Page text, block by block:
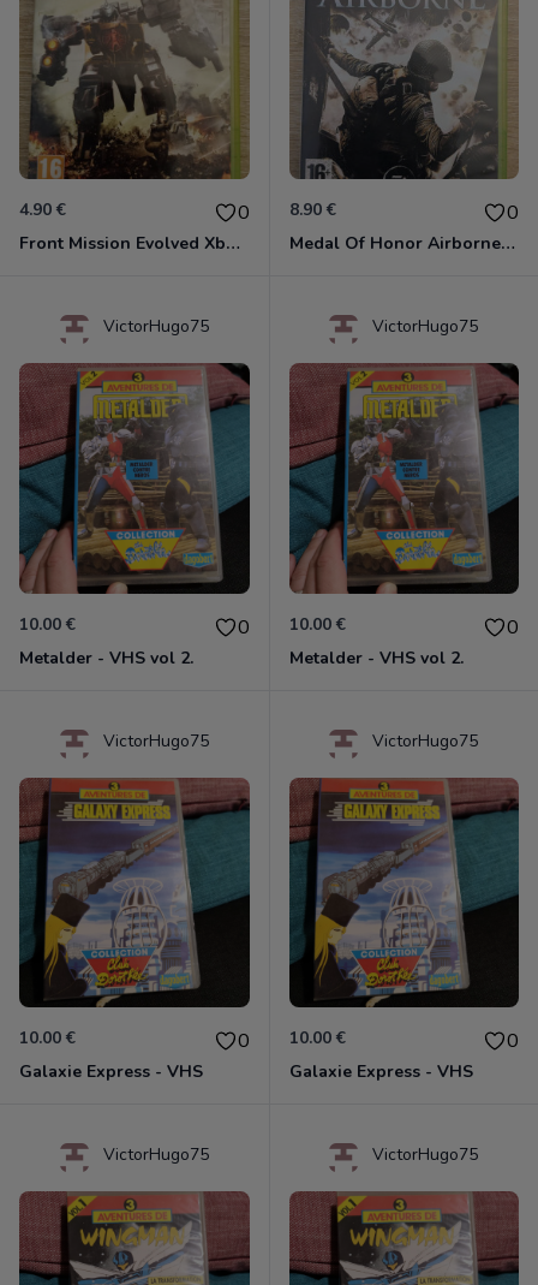
4.90 € 0
Front Mission Evolved Xbox 360
8.90 € 0
Medal Of Honor Airborne Xbox 360
VictorHugo75
10.00 € 0
Metalder - VHS vol 2.
VictorHugo75
10.00 € 0
Metalder - VHS vol 2.
VictorHugo75
10.00 € 0
Galaxie Express - VHS
VictorHugo75
10.00 € 0
Galaxie Express - VHS
VictorHugo75 VictorHugo75